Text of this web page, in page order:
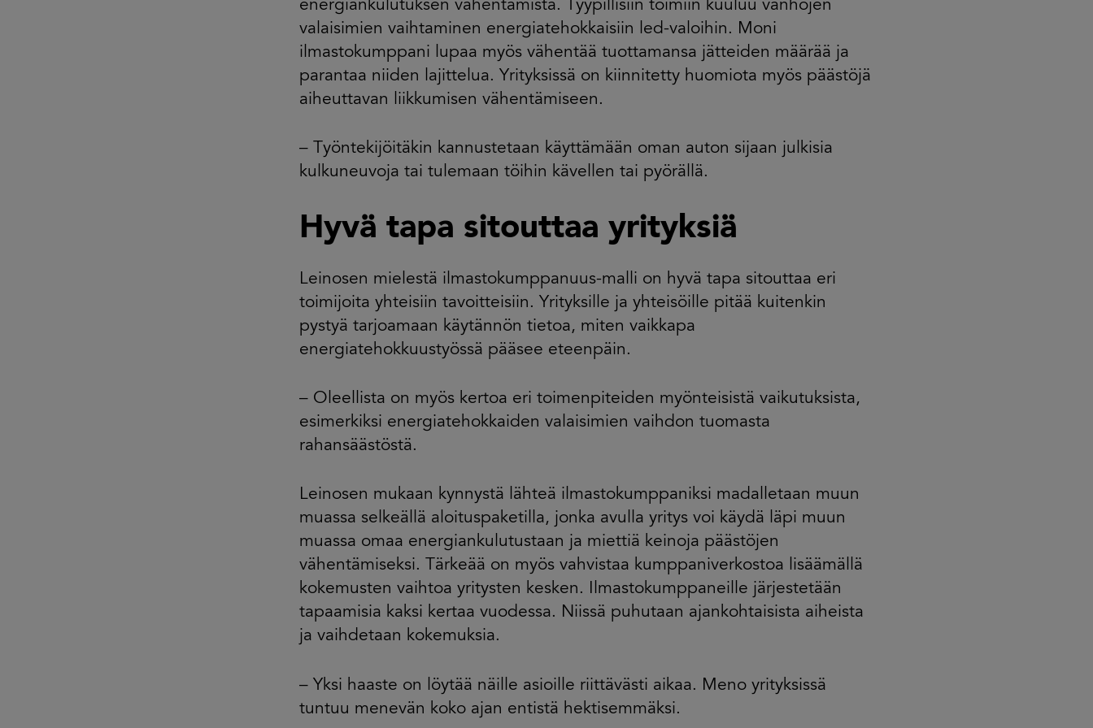
energiankulutuksen vähentämistä. Tyypillisiin toimiin kuuluu vanhojen
valaisimien vaihtaminen energiatehokkaisiin led-valoihin. Moni
ilmastokumppani lupaa myös vähentää tuottamansa jätteiden määrää ja
parantaa niiden lajittelua. Yrityksissä on kiinnitetty huomiota myös päästöjä
aiheuttavan liikkumisen vähentämiseen.
– Työntekijöitäkin kannustetaan käyttämään oman auton sijaan julkisia
kulkuneuvoja tai tulemaan töihin kävellen tai pyörällä.
Hyvä tapa sitouttaa yrityksiä
Leinosen mielestä ilmastokumppanuus-malli on hyvä tapa sitouttaa eri
toimijoita yhteisiin tavoitteisiin. Yrityksille ja yhteisöille pitää kuitenkin
pystyä tarjoamaan käytännön tietoa, miten vaikkapa
energiatehokkuustyössä pääsee eteenpäin.
– Oleellista on myös kertoa eri toimenpiteiden myönteisistä vaikutuksista,
esimerkiksi energiatehokkaiden valaisimien vaihdon tuomasta
rahansäästöstä.
Leinosen mukaan kynnystä lähteä ilmastokumppaniksi madalletaan muun
muassa selkeällä aloituspaketilla, jonka avulla yritys voi käydä läpi muun
muassa omaa energiankulutustaan ja miettiä keinoja päästöjen
vähentämiseksi. Tärkeää on myös vahvistaa kumppaniverkostoa lisäämällä
kokemusten vaihtoa yritysten kesken. Ilmastokumppaneille järjestetään
tapaamisia kaksi kertaa vuodessa. Niissä puhutaan ajankohtaisista aiheista
ja vaihdetaan kokemuksia.
– Yksi haaste on löytää näille asioille riittävästi aikaa. Meno yrityksissä
tuntuu menevän koko ajan entistä hektisemmäksi.